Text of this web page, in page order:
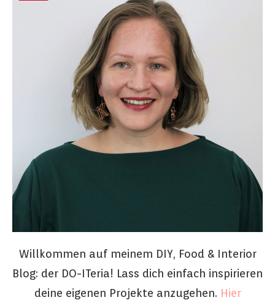
Willkommen auf meinem DIY, Food & Interior
Blog: der DO-ITeria! Lass dich einfach inspirieren
deine eigenen Projekte anzugehen. Hier